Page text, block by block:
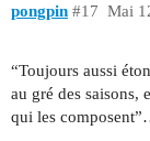
pongpin Mai
#17
“Toujours aussi
au gré des saisons,
qui les